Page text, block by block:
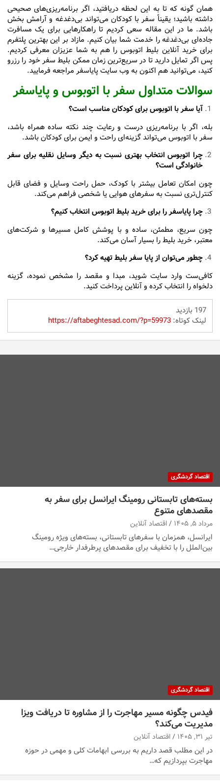
همان گونه که تا به این لحظه دریافتید، اگر برنامه‌ریزی‌های صحیحی
داشته باشید؛ یقیناً سفر با کودکان می‌تواند بی‌دغدغه و آرامش بخش
باشد. ما در این مقاله سعی کردیم تا راهکارهایی برای یک مسافرت
جاده‌ای بی‌دغدغه را خدمت شما بیان کنیم. مازاد بر این بهترین پلتفرم
برای خرید آنلاین بلیط اتوبوس را هم به شما عزیزان معرفی کردیم.
پس اگر تمایل دارید تا در سریع‌ترین زمان ممکن بلیط سفر خود را رزرو
کنید، می‌توانید هم اکنون به وب سایت پایاسفر مراجعه فرمایید.
سوالات متداول سفر با اتوبوس و پایاسفر
آیا سفر با اتوبوس برای کودکان مناسب است؟
بله، اگر با برنامه‌ریزی درست و رعایت چند نکته ساده همراه باشد،
سفر با اتوبوس می‌تواند گزینه‌ای راحت و ایمن برای کودکان باشد.
چرا اتوبوس انتخاب بهتری نسبت به دیگر وسایل نقلیه برای سفر
خانوادگی است؟
چون امکان تعامل بیشتر با کودک، حمل راحت وسایل و فضای قابل
کنترل‌تری نسبت به سفرهای هوایی یا شخصی فراهم می‌کند.
چرا پایاسفر را برای خرید بلیط اتوبوس انتخاب کنیم؟
چون سریع، مطمئن، ساده و با پوشش کامل مسیرها و شرکت‌های
معتبر، خرید بلیط را بسیار آسان می‌کند.
چطور می‌توان از پایا سفر بلیط تهیه کرد؟
کافی‌ست وارد سایت شوید، مبدا و مقصد را مشخص نموده، گزینه
دلخواه را انتخاب کرده و آنلاین پرداخت کنید.
197 بازدید
لینک کوتاه:https://aftabeghtesad.com/?p=59973
اقتصاد گردشگری
بسته‌های تابستانی رومینگ ایرانسل برای سفر به
مقصدهای متنوع
مرداد ۵, ۱۴۰۵ اقتصاد آنلاین
ایرانسل، همزمان با سفرهای تابستانی، بسته‌های ویژه رومینگ
بین‌الملل را با تخفیف برای مقصدهای پرطرفدار خارجی…
اقتصاد گردشگری
فیدس چگونه مسیر مهاجرت را از مشاوره تا دریافت ویزا
مدیریت می‌کند؟
تیر ۳۱, ۱۴۰۵ اقتصاد آنلاین
در این مطلب قصد داریم به بررسی ابهامات کلی و مهمی در حوزه
مهاجرت بپردازیم که…